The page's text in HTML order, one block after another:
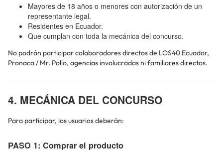
Mayores de 18 años o menores con autorización de un
representante legal.
Residentes en Ecuador.
Que cumplan con toda la mecánica del concurso.
No podrán participar colaboradores directos de LOS40 Ecuador,
Pronaca / Mr. Pollo, agencias involucradas ni familiares directos.
4. MECÁNICA DEL CONCURSO
Para participar, los usuarios deberán:
PASO 1: Comprar el producto